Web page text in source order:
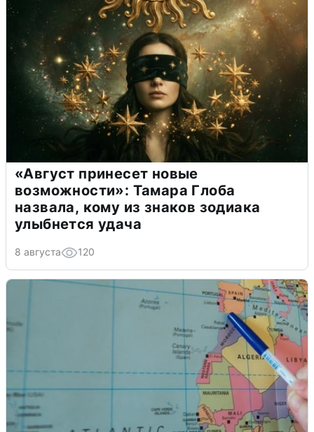
«Август принесет новые
возможности»: Тамара Глоба
назвала, кому из знаков зодиака
улыбнется удача
8 августа 120